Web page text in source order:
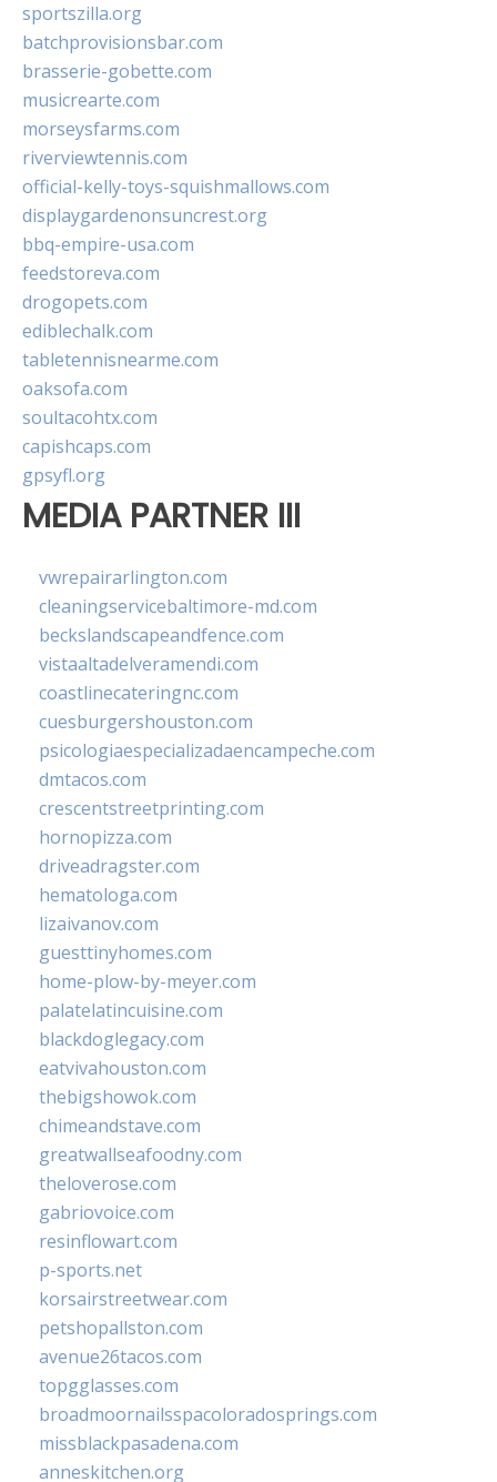
sportszilla.org
batchprovisionsbar.com
brasserie-gobette.com
musicrearte.com
morseysfarms.com
riverviewtennis.com
official-kelly-toys-squishmallows.com
displaygardenonsuncrest.org
bbq-empire-usa.com
feedstoreva.com
drogopets.com
ediblechalk.com
tabletennisnearme.com
oaksofa.com
soultacohtx.com
capishcaps.com
gpsyfl.org
MEDIA PARTNER III
vwrepairarlington.com
cleaningservicebaltimore-md.com
beckslandscapeandfence.com
vistaaltadelveramendi.com
coastlinecateringnc.com
cuesburgershouston.com
psicologiaespecializadaencampeche.com
dmtacos.com
crescentstreetprinting.com
hornopizza.com
driveadragster.com
hematologa.com
lizaivanov.com
guesttinyhomes.com
home-plow-by-meyer.com
palatelatincuisine.com
blackdoglegacy.com
eatvivahouston.com
thebigshowok.com
chimeandstave.com
greatwallseafoodny.com
theloverose.com
gabriovoice.com
resinflowart.com
p-sports.net
korsairstreetwear.com
petshopallston.com
avenue26tacos.com
topgglasses.com
broadmoornailsspacoloradosprings.com
missblackpasadena.com
anneskitchen.org